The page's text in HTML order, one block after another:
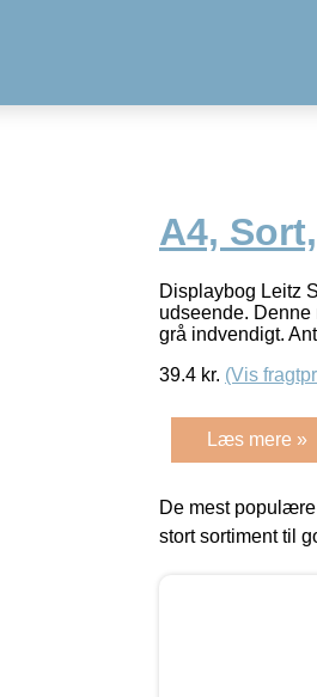
A4,
Displaybog Leitz
udseende.
grå indvendigt.
39.4 kr. (Vis
Læs mere »
De mest
stort sortiment til